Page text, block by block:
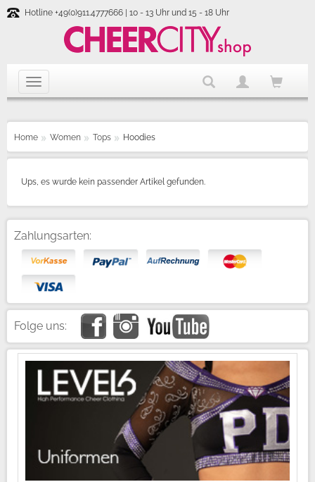
Hotline +49(0)911.4777666 | 10 - 13 Uhr und 15 - 18 Uhr
Home Women Tops Hoodies
Ups, es wurde kein passender Artikel gefunden.
Zahlungsarten:
Folge uns: